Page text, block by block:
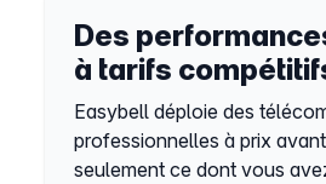
Des
à tarifs
Easybell déploie des
professionnelles à prix
seulement ce dont vous